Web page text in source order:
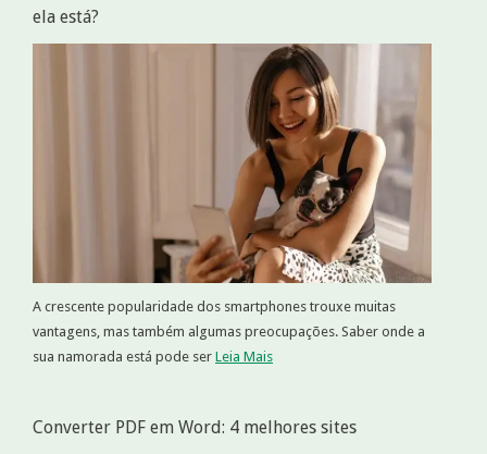
ela está?
A crescente popularidade dos smartphones trouxe muitas
vantagens, mas também algumas preocupações. Saber onde a
sua namorada está pode ser Leia Mais
Converter PDF em Word: 4 melhores sites